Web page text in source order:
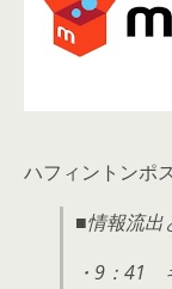
ハフィントンポ
■情報流出
・9：41